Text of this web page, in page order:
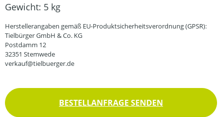
Gewicht: 5 kg
Herstellerangaben gemäß EU-Produktsicherheitsverordnung (GPSR):
Tielbürger GmbH & Co. KG
Postdamm 12
32351 Stemwede
verkauf@tielbuerger.de
BESTELLANFRAGE SENDEN